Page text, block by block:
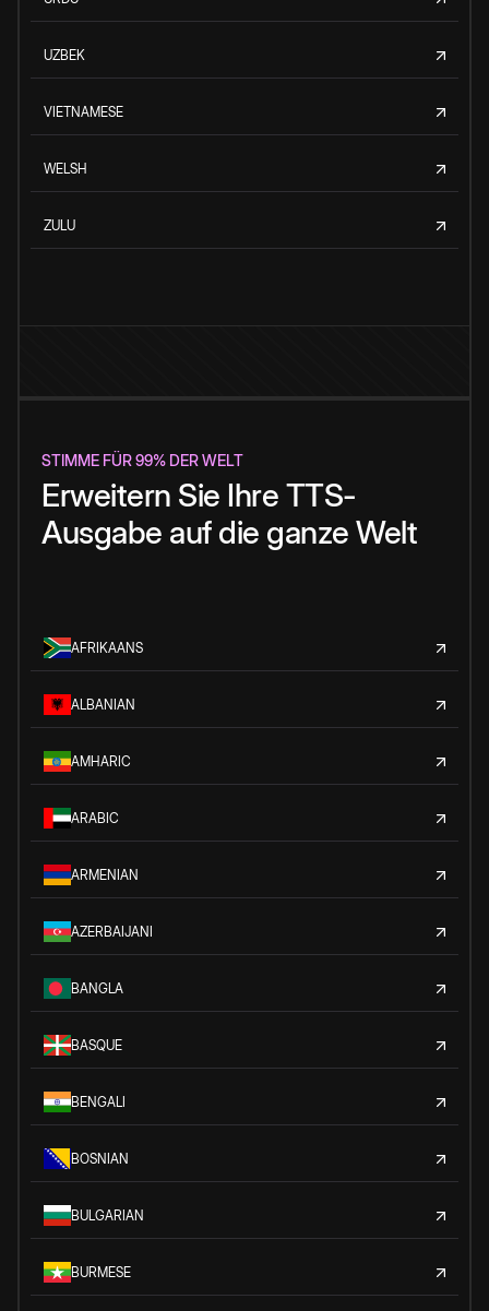
UZBEK
VIETNAMESE
WELSH
ZULU
STIMME FÜR 99% DER WELT
Erweitern Sie Ihre TTS-
Ausgabe auf die ganze Welt
AFRIKAANS
ALBANIAN
AMHARIC
ARABIC
ARMENIAN
AZERBAIJANI
BANGLA
BASQUE
BENGALI
BOSNIAN
BULGARIAN
BURMESE